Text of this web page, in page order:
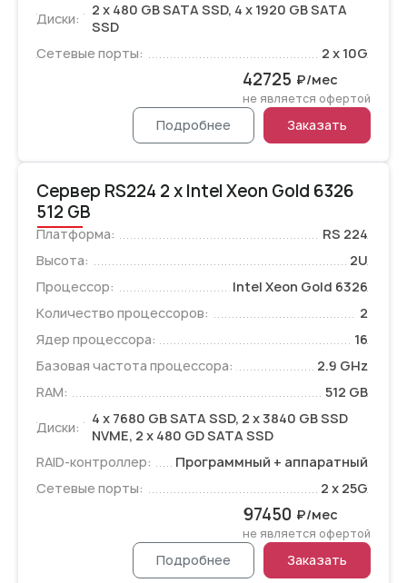
Диски:
2 x 480 GB SATA SSD, 4 x 1920 GB SATA
SSD
Сетевые порты:
2 x 10G
42725 ₽/мес
не является офертой
Подробнее Заказать
Сервер RS224 2 x Intel Xeon Gold 6326
512 GB
Платформа:
RS 224
Высота:
2U
Процессор:
Intel Xeon Gold 6326
Количество процессоров:
2
Ядер процессора:
16
Базовая частота процессора:
2.9 GHz
RAM:
512 GB
Диски:
4 x 7680 GB SATA SSD, 2 x 3840 GB SSD
NVME, 2 x 480 GD SATA SSD
RAID-контроллер:
Программный + аппаратный
Сетевые порты:
2 x 25G
97450 ₽/мес
не является офертой
Подробнее Заказать